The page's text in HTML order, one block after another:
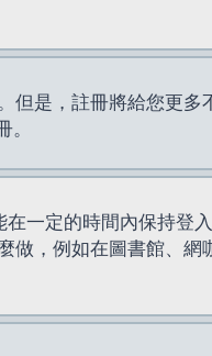
是，註冊將給您更
一定的時間內保持登
，例如在圖書館、